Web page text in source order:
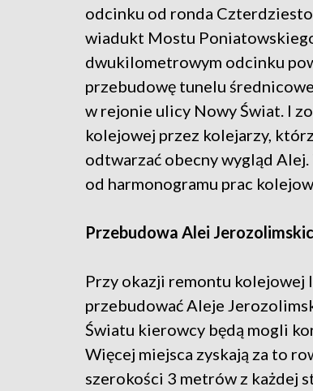
odcinku od ronda
wiadukt Mostu
dwukilometrowym odcinku
przebudowę tunelu
w rejonie ulicy Nowy Świat. I
kolejowej przez kolejarzy,
odtwarzać obecny wygląd
od harmonogramu prac
Przebudowa Alei
Przy okazji remontu kolejowej
przebudować Aleje
Światu kierowcy będą mogli
Więcej miejsca zyskają za to
szerokości 3 metrów z każdej